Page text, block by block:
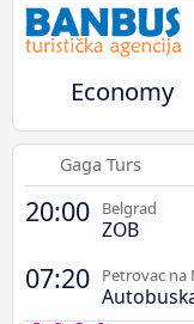
Economy
Gaga Turs
20:00 Belgrad
ZOB
07:20 Petrovac na